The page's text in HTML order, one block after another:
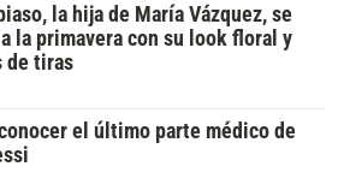
la hija de María Vázquez, se
la primavera con su look floral y
de tiras
el último parte médico de